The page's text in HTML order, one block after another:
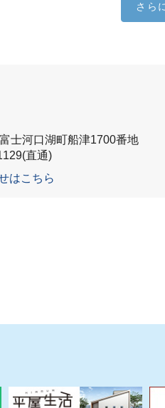
さら
士河口湖町船津1700番地
直通)
はこちら